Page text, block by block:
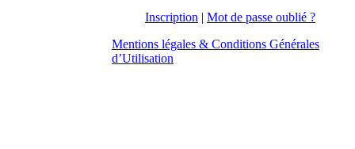
Inscription | Mot de passe oublié ?
Mentions légales & Conditions Générales
d’Utilisation